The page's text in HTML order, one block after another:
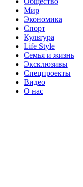
Мир
Экономика
Спорт
Культура
Life Style
Семья и жизнь
Эксклюзивы
Спецпроекты
Видео
О нас